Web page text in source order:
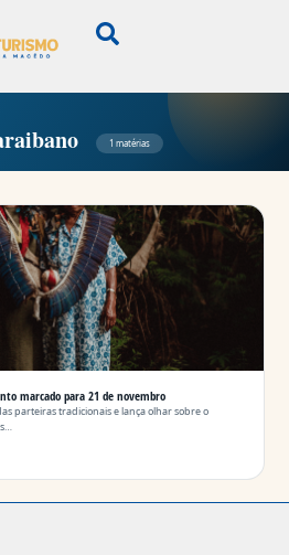
1 matérias
marcado para 21 de novembro
parteiras tradicionais e lança olhar sobre o